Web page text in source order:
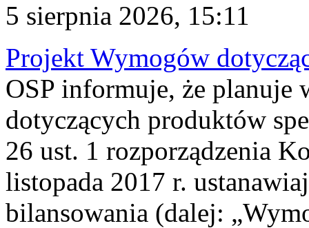
5 sierpnia 2026, 15:11
Projekt Wymogów
OSP informuje, że planuje
dotyczących produktów
26 ust. 1 rozporządzenia
listopada 2017 r.
bilansowania (dalej: